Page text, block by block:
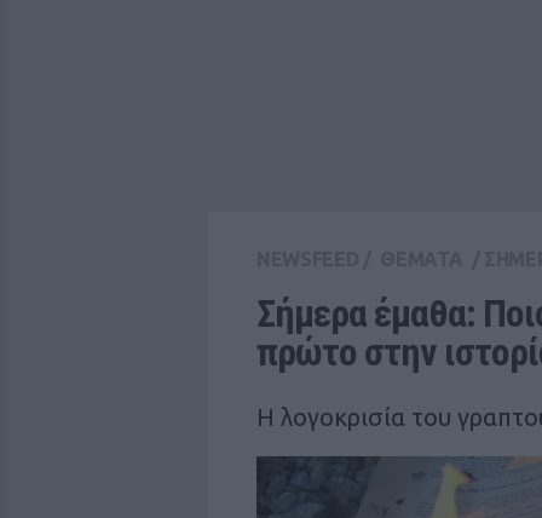
Σήμερα έμαθα:
πρώτο στην
Η λογοκρισία του